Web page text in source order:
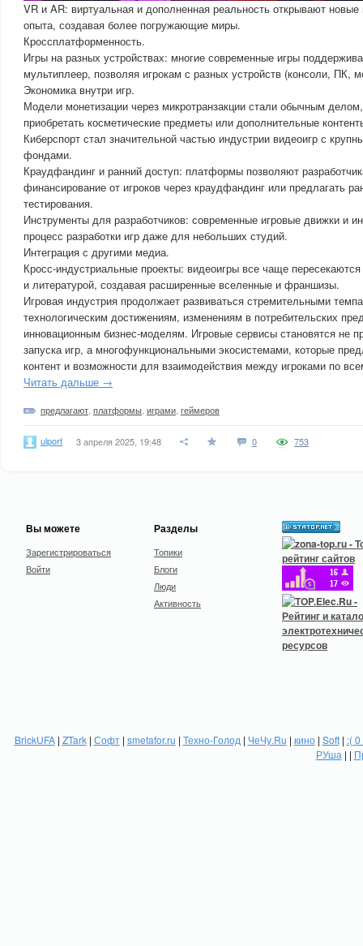
VR и AR: виртуальная и дополненная реальность открывают новые
опыта, создавая более погружающие миры.
Кроссплатформенность.
Игры на разных устройствах: многие современные игры
мультиплеер, позволяя игрокам с разных устройств (консоли, ПК,
Экономика внутри игр.
Модели монетизации через микротранзакции стали обычным
приобретать косметические предметы или дополнительные
Киберспорт стал значительной частью индустрии видеоигр с
фондами.
Краудфандинг и ранний доступ: платформы позволяют
финансирование от игроков через краудфандинг или предлагать
тестирования.
Инструменты для разработчиков: современные игровые движки и
процесс разработки игр даже для небольших студий.
Интеграция с другими медиа.
Кросс-индустриальные проекты: видеоигры все чаще
и литературой, создавая расширенные вселенные и франшизы.
Игровая индустрия продолжает развиваться стремительными
технологическим достижениям, изменениям в потребительских
инновационным бизнес-моделям. Игровые сервисы становятся не
запуска игр, а многофункциональными экосистемами, которые
контент и возможности для взаимодействия между игроками по
Читать дальше →
предлагают платформы играми геймеров
ulport 3 апреля 2025, 19:48 0 753
Вы можете
Зарегистрироваться
Войти
Разделы
Топики
Блоги
Люди
Активность
BrickUFA| ZTark| Софт| smetafor.ru | Техно-Голод | ЧеЧу.Ru | кино| Soft| :(
РУша | |